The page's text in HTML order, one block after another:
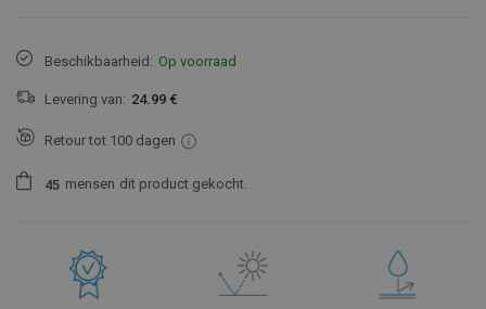
Beschikbaarheid: Op voorraad
Levering van: 24.99 €
Retour tot 100 dagen
45 mensen dit product gekocht.